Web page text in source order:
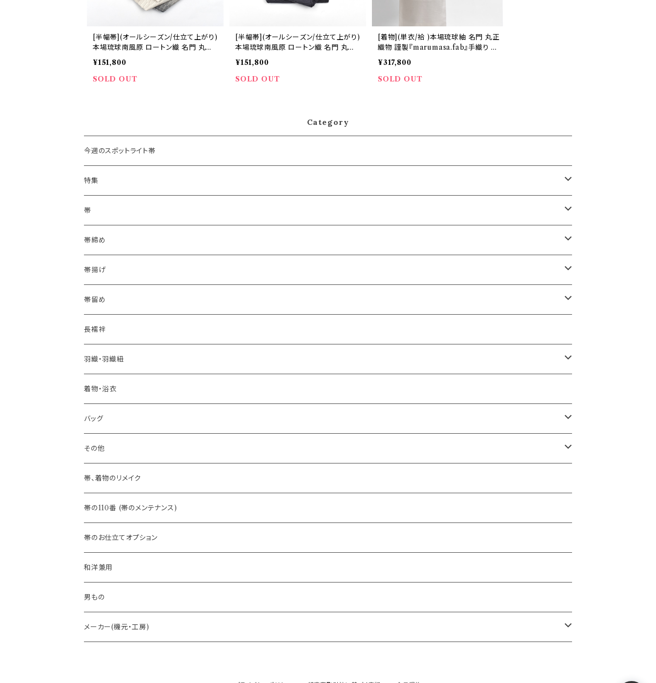
[半幅帯](オールシーズン/仕立て上がり)
本場琉球南風原 ロートン織 名門 丸正
織物 謹製『marumasa.fab』手織り 正
絹 日本製(商品番号:22359)
¥151,800
SOLD OUT
[半幅帯](オールシーズン/仕立て上がり)
本場琉球南風原 ロートン織 名門 丸正
織物 謹製『marumasa.fab』手織り 正
絹 日本製(商品番号:22362)
¥151,800
SOLD OUT
[着物](単衣/袷 )本場琉球紬 名門 丸正
織物 謹製『marumasa.fab』手織り 正
絹 日本製(商品番号:21733)
¥317,800
SOLD OUT
Category
今週のスポットライト帯
特集
浴衣にも！夏の帯揚げ
海のいろ ～sea-green～
格ある夏の名古屋帯（都の絽綴れ）
おとなの浴衣(有松 鳴海絞り)
自宅で洗える！本麻長襦袢
憧れの高級カジュアル帯
河合美術織物 訪問着に合わせる袋帯
訪問着に合わせるフォーマル帯
３万円台♪高見え袋帯・名古屋帯
帯
- 博多帯
夏・単衣用(夏帯)
- 西陣織
夏・単衣用(夏帯)
- 紬帯・自然布
- 琉球帯
- 染め帯
- 袋帯・洒落袋帯
- 名古屋帯
八寸名古屋帯 (松葉仕立て)
- オールシーズン帯
- 夏帯
- 半幅帯
- 大人兵児帯
- おびやオリジナル・別注
- オーダー帯
- 京袋帯・開き仕立て
帯締め
- おびやオリジナル
- 細平唐組 (7mmスリム帯締め)
- 田中節子
帯揚げ
- おびやオリジナル
- 京都 三浦清商店
- 大津工房 荒尾ちどり
帯留め
-おびやオリジナル
長襦袢
羽織・羽織紐
-おびやオリジナル
着物・浴衣
バッグ
-おびやオリジナル
その他
-おびやオリジナル
-フィカレ
帯、着物のリメイク
帯の110番 (帯のメンテナンス)
帯のお仕立てオプション
和洋兼用
男もの
メーカー(機元・工房)